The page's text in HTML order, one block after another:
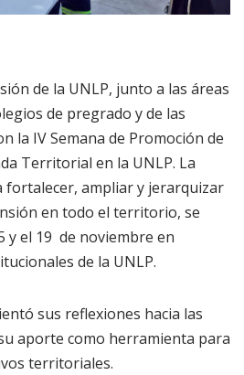
de la UNLP, junto a las áreas
de pregrado y de las
la IV Semana de Promoción de
Territorial en la UNLP. La
fortalecer, ampliar y jerarquizar
en todo el territorio, se
y el 19 de noviembre en
de la UNLP.
sus reflexiones hacia las
aporte como herramienta para
territoriales.